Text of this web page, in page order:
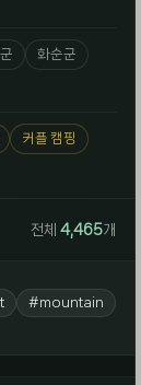
화순군
커플 캠핑
전체4,465개
#mountain